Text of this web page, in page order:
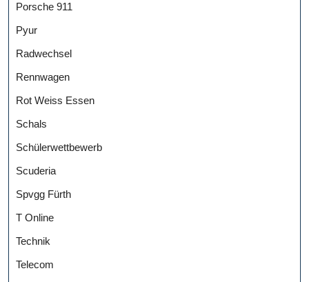
Porsche 911
Pyur
Radwechsel
Rennwagen
Rot Weiss Essen
Schals
Schülerwettbewerb
Scuderia
Spvgg Fürth
T Online
Technik
Telecom